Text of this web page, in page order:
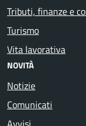
Tributi, finanze e
Turismo
Vita lavorativa
NOVITÀ
Notizie
Comunicati